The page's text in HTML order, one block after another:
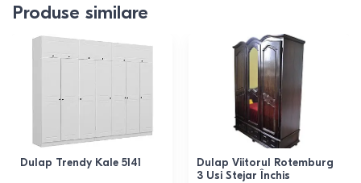
Produse similare
Dulap Trendy Kale 5141
Dulap Viitorul Rotemburg
3 Usi Stejar Închis